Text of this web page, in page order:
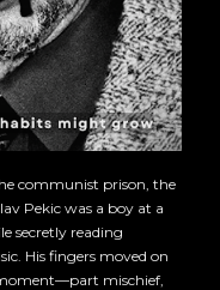
communist prison, the
Pekic was a boy at a
secretly reading
His fingers moved on
mischief,